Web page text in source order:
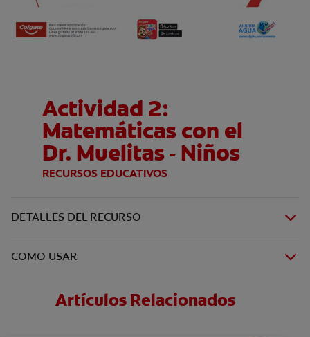
Actividad 2:
Matemáticas con el
Dr. Muelitas - Niños
RECURSOS EDUCATIVOS
DETALLES DEL RECURSO
COMO USAR
Artículos Relacionados